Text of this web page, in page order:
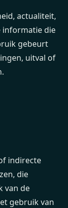
actualiteit,
informatie die
gebeurt
uitval of
indirecte
die
van de
gebruik van